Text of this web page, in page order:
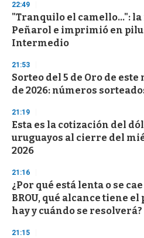
3
s
e
c
o
d
s
22:49
"Tranquilo el camello...":
Peñarol e imprimió en
Intermedio
21:53
Sorteo del 5 de Oro de
de 2026: números
21:19
Esta es la cotización del
uruguayos al cierre del
2026
21:16
¿Por qué está lenta o se
BROU, qué alcance tiene
hay y cuándo se resolverá?
21:15